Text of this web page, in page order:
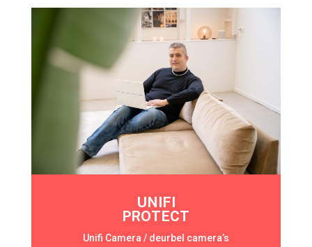
UNIFI
PROTECT
Unifi Camera / deurbel camera’s